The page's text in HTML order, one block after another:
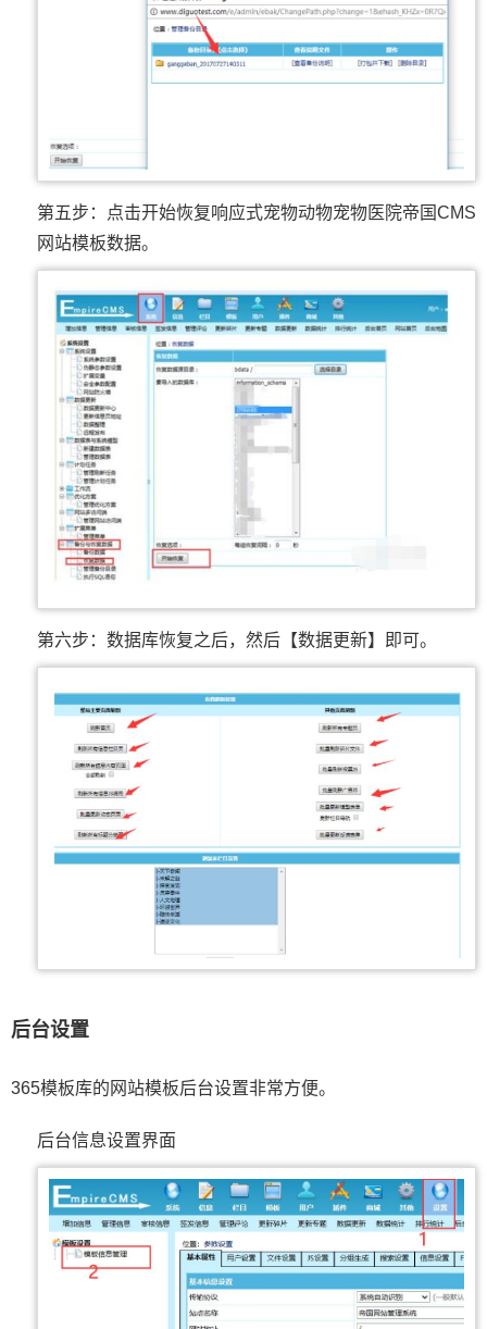
第五步：点击开始恢复响应式宠物动物宠物医院帝国CMS
网站模板数据。
第六步：数据库恢复之后，然后【数据更新】即可。
后台设置
365模板库的网站模板后台设置非常方便。
后台信息设置界面